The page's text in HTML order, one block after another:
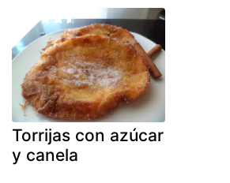
Torrijas con azúcar
y canela